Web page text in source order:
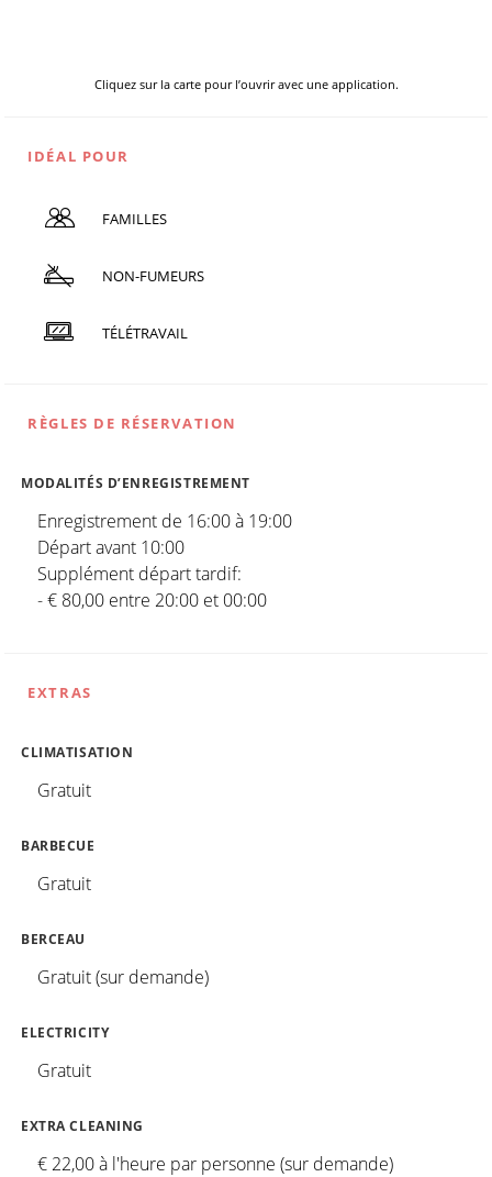
Cliquez sur la carte pour l’ouvrir avec une application.
IDÉAL POUR
FAMILLES
NON-FUMEURS
TÉLÉTRAVAIL
RÈGLES DE RÉSERVATION
MODALITÉS D’ENREGISTREMENT
Enregistrement de 16:00 à 19:00
Départ avant 10:00
Supplément départ tardif:
- € 80,00 entre 20:00 et 00:00
EXTRAS
CLIMATISATION
Gratuit
BARBECUE
Gratuit
BERCEAU
Gratuit (sur demande)
ELECTRICITY
Gratuit
EXTRA CLEANING
€ 22,00 à l'heure par personne (sur demande)